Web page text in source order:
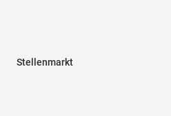
Stellenmarkt